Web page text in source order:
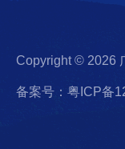
Copyright © 2026
备案号：粤ICP备